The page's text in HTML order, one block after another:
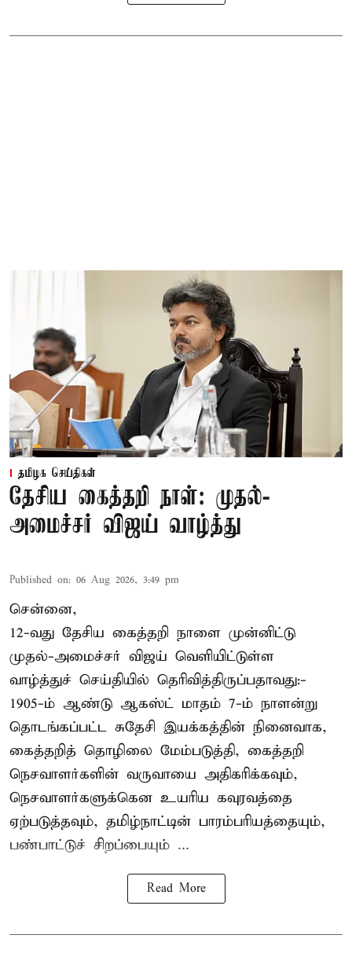
தமிழக செய்திகள்
தேசிய கைத்தறி நாள்: முதல்-
அமைச்சர் விஜய் வாழ்த்து
Published on: 06 Aug 2026, 3:49 pm
சென்னை,
12-வது தேசிய கைத்தறி நாளை முன்னிட்டு
முதல்-அமைச்சர் விஜய் வெளியிட்டுள்ள
வாழ்த்துச் செய்தியில் தெரிவித்திருப்பதாவது:-
1905-ம் ஆண்டு ஆகஸ்ட் மாதம் 7-ம் நாளன்று
தொடங்கப்பட்ட சுதேசி இயக்கத்தின் நினைவாக,
கைத்தறித் தொழிலை மேம்படுத்தி, கைத்தறி
நெசவாளர்களின் வருவாயை அதிகரிக்கவும்,
நெசவாளர்களுக்கென உயரிய கவுரவத்தை
ஏற்படுத்தவும், தமிழ்நாட்டின் பாரம்பரியத்தையும்,
பண்பாட்டுச் சிறப்பையும் ...
Read More